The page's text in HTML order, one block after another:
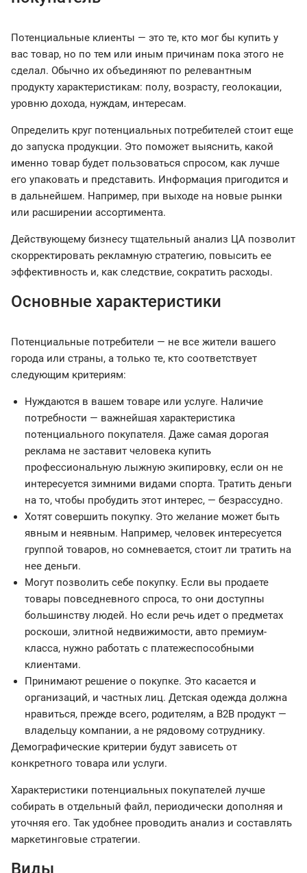
Потенциальные клиенты — это те, кто мог бы купить у
вас товар, но по тем или иным причинам пока этого не
сделал. Обычно их объединяют по релевантным
продукту характеристикам: полу, возрасту, геолокации,
уровню дохода, нуждам, интересам.
Определить круг потенциальных потребителей стоит еще
до запуска продукции. Это поможет выяснить, какой
именно товар будет пользоваться спросом, как лучше
его упаковать и представить. Информация пригодится и
в дальнейшем. Например, при выходе на новые рынки
или расширении ассортимента.
Действующему бизнесу тщательный анализ ЦА позволит
скорректировать рекламную стратегию, повысить ее
эффективность и, как следствие, сократить расходы.
Основные характеристики
Потенциальные потребители — не все жители вашего
города или страны, а только те, кто соответствует
следующим критериям:
Нуждаются в вашем товаре или услуге. Наличие
потребности — важнейшая характеристика
потенциального покупателя. Даже самая дорогая
реклама не заставит человека купить
профессиональную лыжную экипировку, если он не
интересуется зимними видами спорта. Тратить деньги
на то, чтобы пробудить этот интерес, — безрассудно.
Хотят совершить покупку. Это желание может быть
явным и неявным. Например, человек интересуется
группой товаров, но сомневается, стоит ли тратить на
нее деньги.
Могут позволить себе покупку. Если вы продаете
товары повседневного спроса, то они доступны
большинству людей. Но если речь идет о предметах
роскоши, элитной недвижимости, авто премиум-
класса, нужно работать с платежеспособными
клиентами.
Принимают решение о покупке. Это касается и
организаций, и частных лиц. Детская одежда должна
нравиться, прежде всего, родителям, а B2B продукт —
владельцу компании, а не рядовому сотруднику.
Демографические критерии будут зависеть от
конкретного товара или услуги.
Характеристики потенциальных покупателей лучше
собирать в отдельный файл, периодически дополняя и
уточняя его. Так удобнее проводить анализ и составлять
маркетинговые стратегии.
Виды